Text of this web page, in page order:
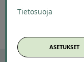
Tietosuoja
ASETUKSET